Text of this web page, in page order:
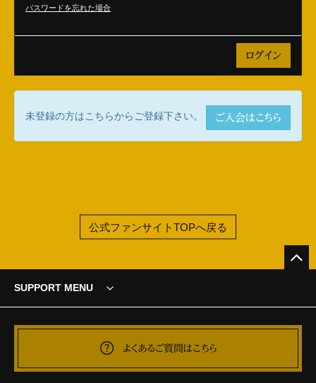
パスワードを忘れた場合
未登録の方はこちらからご登録下さい。 ご入会はこちら
公式ファンサイトTOPへ戻る
SUPPORT MENU
よくあるご質問はこちら